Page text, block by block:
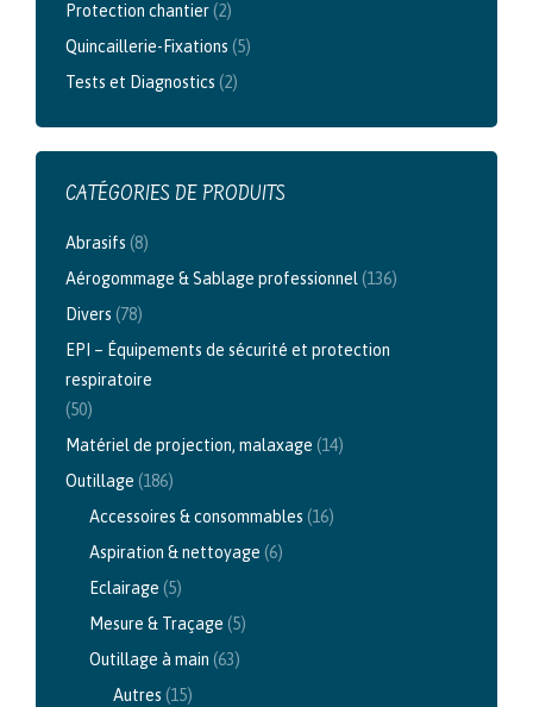
Protection chantier(2)
Quincaillerie-Fixations (5)
Tests et Diagnostics (2)
CATÉGORIES DE PRODUITS
Abrasifs (8)
Aérogommage & Sablage professionnel(136)
Divers (78)
EPI – Équipements de sécurité et protection
respiratoire
(50)
Matériel de projection, malaxage (14)
Outillage (186)
Accessoires & consommables (16)
Aspiration & nettoyage (6)
Eclairage (5)
Mesure & Traçage (5)
Outillage à main (63)
Autres (15)